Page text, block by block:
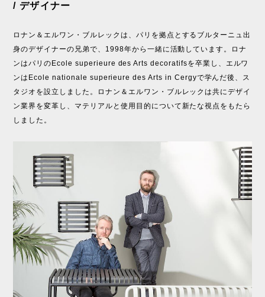
/ デザイナー
ロナン＆エルワン・ブルレックは、パリを拠点とするブルターニュ出
身のデザイナーの兄弟で、1998年から一緒に活動しています。ロナ
ンはパリのEcole superieure des Arts decoratifsを卒業し、エルワ
ンはEcole nationale superieure des Arts in Cergyで学んだ後、ス
タジオを設立しました。ロナン＆エルワン・ブルレックは共にデザイ
ン業界を変革し、マテリアルと使用目的について新たな視点をもたら
しました。